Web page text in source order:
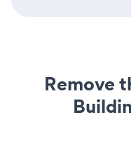
Remove